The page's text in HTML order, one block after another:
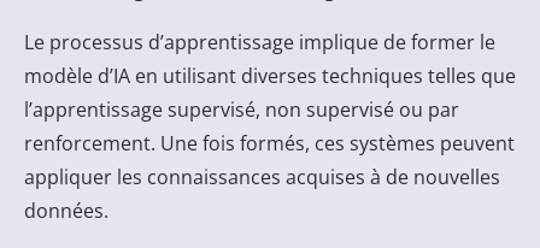
Le processus d’apprentissage implique de former le
modèle d’IA en utilisant diverses techniques telles que
l’apprentissage supervisé, non supervisé ou par
renforcement. Une fois formés, ces systèmes peuvent
appliquer les connaissances acquises à de nouvelles
données.